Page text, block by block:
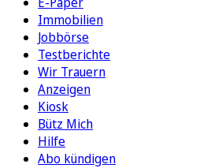
Immobilien
Jobbörse
Testberichte
Wir Trauern
Anzeigen
Kiosk
Bütz Mich
Hilfe
Abo kündigen